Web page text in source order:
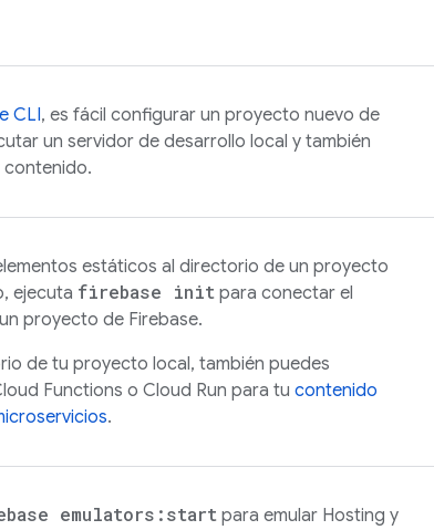
CLI, es fácil configurar un proyecto nuevo de
un servidor de desarrollo local y también
contenido.
estáticos al directorio de un proyecto
ejecuta firebase init para conectar el
proyecto de Firebase.
de tu proyecto local, también puedes
Functions o Cloud Run para tu contenido
.
emulators:start para emular Hosting y